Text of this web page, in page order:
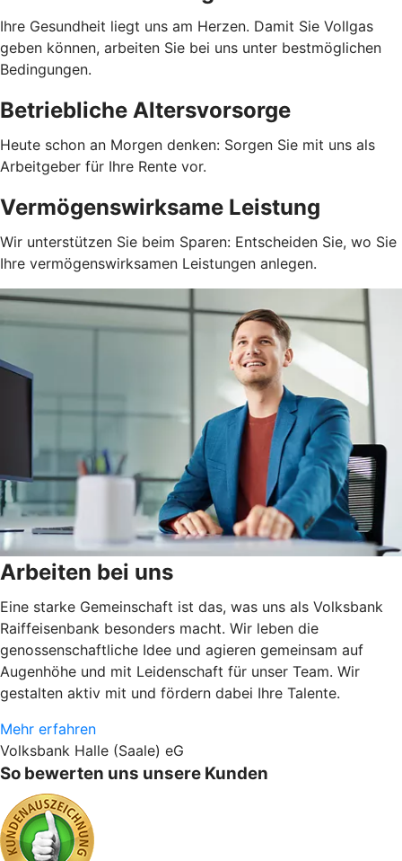
Ihre Gesundheit liegt uns am Herzen. Damit Sie Vollgas
geben können, arbeiten Sie bei uns unter bestmöglichen
Bedingungen.
Betriebliche Altersvorsorge
Heute schon an Morgen denken: Sorgen Sie mit uns als
Arbeitgeber für Ihre Rente vor.
Vermögenswirksame Leistung
Wir unterstützen Sie beim Sparen: Entscheiden Sie, wo Sie
Ihre vermögenswirksamen Leistungen anlegen.
Arbeiten bei uns
Eine starke Gemeinschaft ist das, was uns als Volksbank
Raiffeisenbank besonders macht. Wir leben die
genossenschaftliche Idee und agieren gemeinsam auf
Augenhöhe und mit Leidenschaft für unser Team. Wir
gestalten aktiv mit und fördern dabei Ihre Talente.
Mehr erfahren
Volksbank Halle (Saale) eG
So bewerten uns unsere Kunden